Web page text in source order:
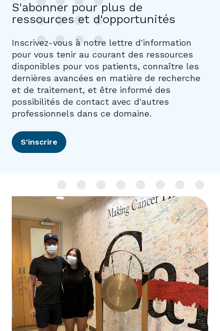
S'abonner pour plus de
ressources et d'opportunités
Inscrivez-vous à notre lettre d'information
pour vous tenir au courant des ressources
disponibles pour vos patients, connaître les
dernières avancées en matière de recherche
et de traitement, et être informé des
possibilités de contact avec d'autres
professionnels dans ce domaine.
S'inscrire